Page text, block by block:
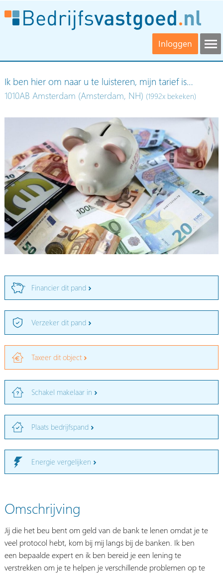
Inloggen
Ik ben hier om naar u te luisteren, mijn tarief is…
1010AB Amsterdam (Amsterdam, NH) (1992x bekeken)
Financier dit pand
Verzeker dit pand
Taxeer dit object
Schakel makelaar in
Plaats bedrijfspand
Energie vergelijken
Omschrijving
Jij die het beu bent om geld van de bank te lenen omdat je te
veel protocol hebt, kom bij mij langs bij de banken. Ik ben
een bepaalde expert en ik ben bereid je een lening te
verstrekken om je te helpen je verschillende problemen op te